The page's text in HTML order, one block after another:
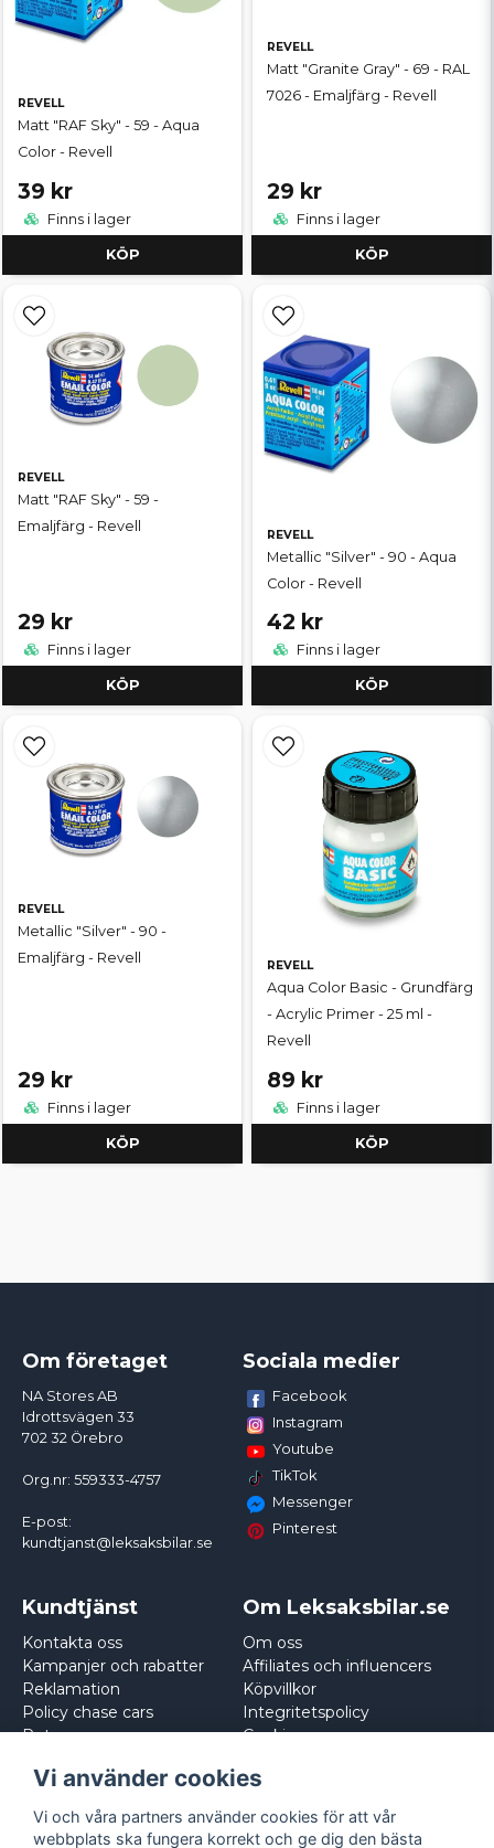
REVELL
Matt "RAF Sky" - 59 - Aqua
Color - Revell
39 kr
Finns i lager
KÖP
REVELL
Matt "Granite Gray" - 69 - RAL
7026 - Emaljfärg - Revell
29 kr
Finns i lager
KÖP
REVELL
Matt "RAF Sky" - 59 -
Emaljfärg - Revell
29 kr
Finns i lager
KÖP
REVELL
Metallic "Silver" - 90 - Aqua
Color - Revell
42 kr
Finns i lager
KÖP
REVELL
Metallic "Silver" - 90 -
Emaljfärg - Revell
29 kr
Finns i lager
KÖP
REVELL
Aqua Color Basic - Grundfärg
- Acrylic Primer - 25 ml -
Revell
89 kr
Finns i lager
KÖP
Om företaget
NA Stores AB
Idrottsvägen 33
702 32 Örebro
Org.nr: 559333-4757
E-post:
kundtjanst@leksaksbilar.se
Sociala medier
Facebook
Instagram
Youtube
TikTok
Messenger
Pinterest
Kundtjänst
Kontakta oss
Kampanjer och rabatter
Reklamation
Policy chase cars
Returnera
Om Leksaksbilar.se
Om oss
Affiliates och influencers
Köpvillkor
Integritetspolicy
Cookies
Vi använder cookies
Vi och våra partners använder cookies för att vår
webbplats ska fungera korrekt och ge dig den bästa